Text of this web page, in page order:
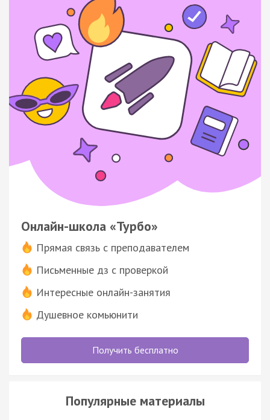
Онлайн-школа «Турбо»
Прямая связь с преподавателем
Письменные дз с проверкой
Интересные онлайн-занятия
Душевное комьюнити
Получить бесплатно
Популярные материалы